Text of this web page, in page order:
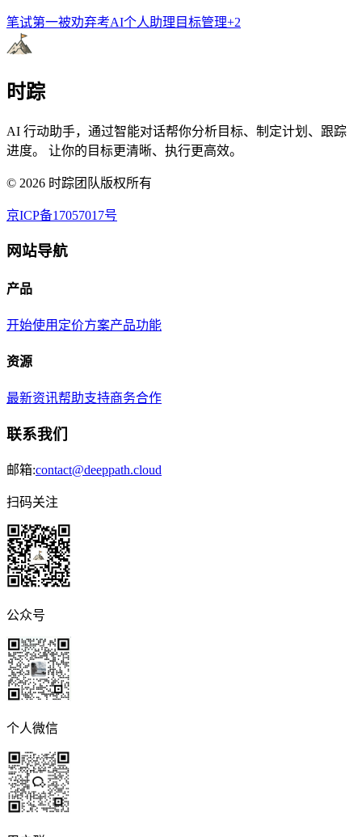
笔试第一被劝弃考AI个人助理 目标管理+2
时踪
AI 行动助手，通过智能对话帮你分析目标、制定计划、跟踪
进度。 让你的目标更清晰、执行更高效。
© 2026 时踪团队版权所有
京ICP备17057017号
网站导航
产品
开始使用 定价方案产品功能
资源
最新资讯帮助支持商务合作
联系我们
邮箱:contact@deeppath.cloud
扫码关注
公众号
个人微信